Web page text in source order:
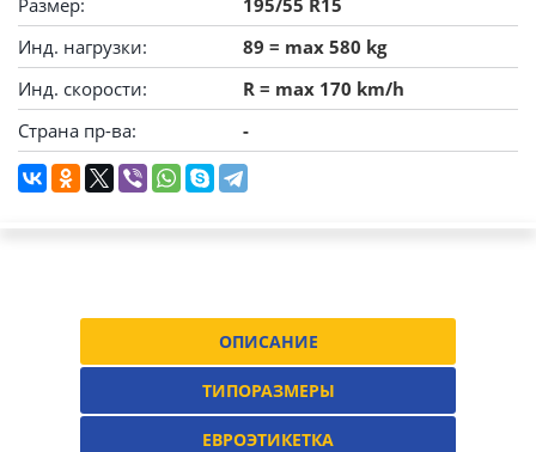
Инд. нагрузки:
89 = max 580 kg
Инд. скорости:
R = max 170 km/h
Страна пр-ва:
-
ОПИСАНИЕ
ТИПОРАЗМЕРЫ
ЕВРОЭТИКЕТКА